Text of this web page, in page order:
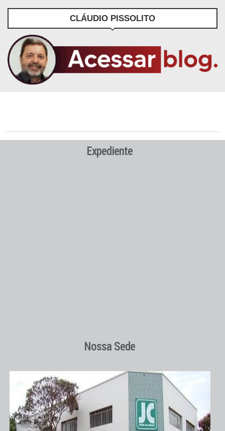
CLÁUDIO PISSOLITO
Expediente
Nossa Sede